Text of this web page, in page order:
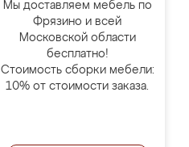
Мы доставляем мебель по
Фрязино и всей
Московской области
бесплатно!
Стоимость сборки мебели:
10% от стоимости заказа.